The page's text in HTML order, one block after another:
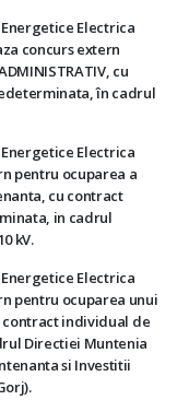
Electrica
concurs extern
cu
în cadrul
Electrica
pentru ocuparea a
cu contract
in cadrul
kV.
Electrica
pentru ocuparea unui
contract individual de
Directiei Muntenia
si Investitii